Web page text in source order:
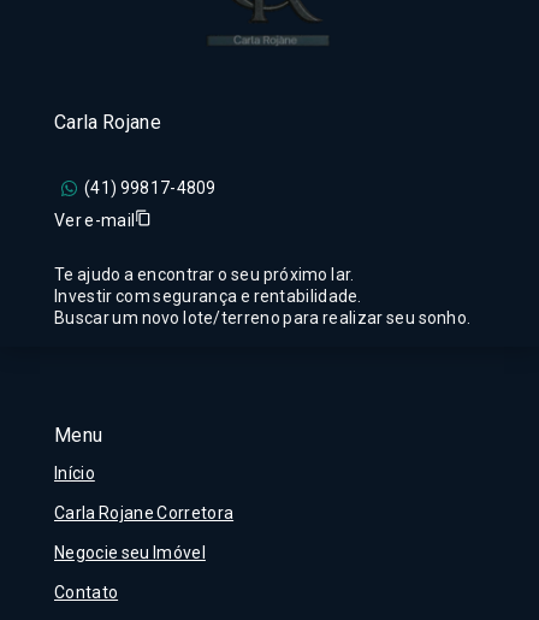
Menu
Início
Carla Rojane Corretora
Negocie seu Imóvel
Contato
Carla Rojane
(41) 99817-4809
Ver e-mail
Te ajudo a encontrar o seu próximo lar.
Investir com segurança e rentabilidade.
Buscar um novo lote/terreno para realizar seu sonho.